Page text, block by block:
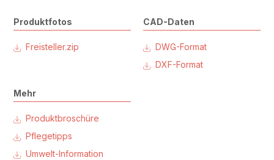
Produktfotos
Freisteller.zip
CAD-Daten
DWG-Format
DXF-Format
Mehr
Produktbroschüre
Pflegetipps
Umwelt-Information